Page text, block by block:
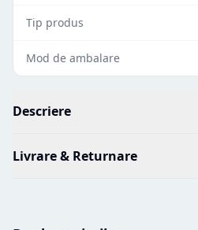
Tip produs
Mod de ambalare
Descriere
Livrare & Returnare